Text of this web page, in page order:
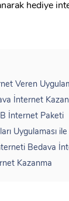
hediye
Veren
İnternet
İnternet Paketi
Uygulaması
Bedava
Kazanma